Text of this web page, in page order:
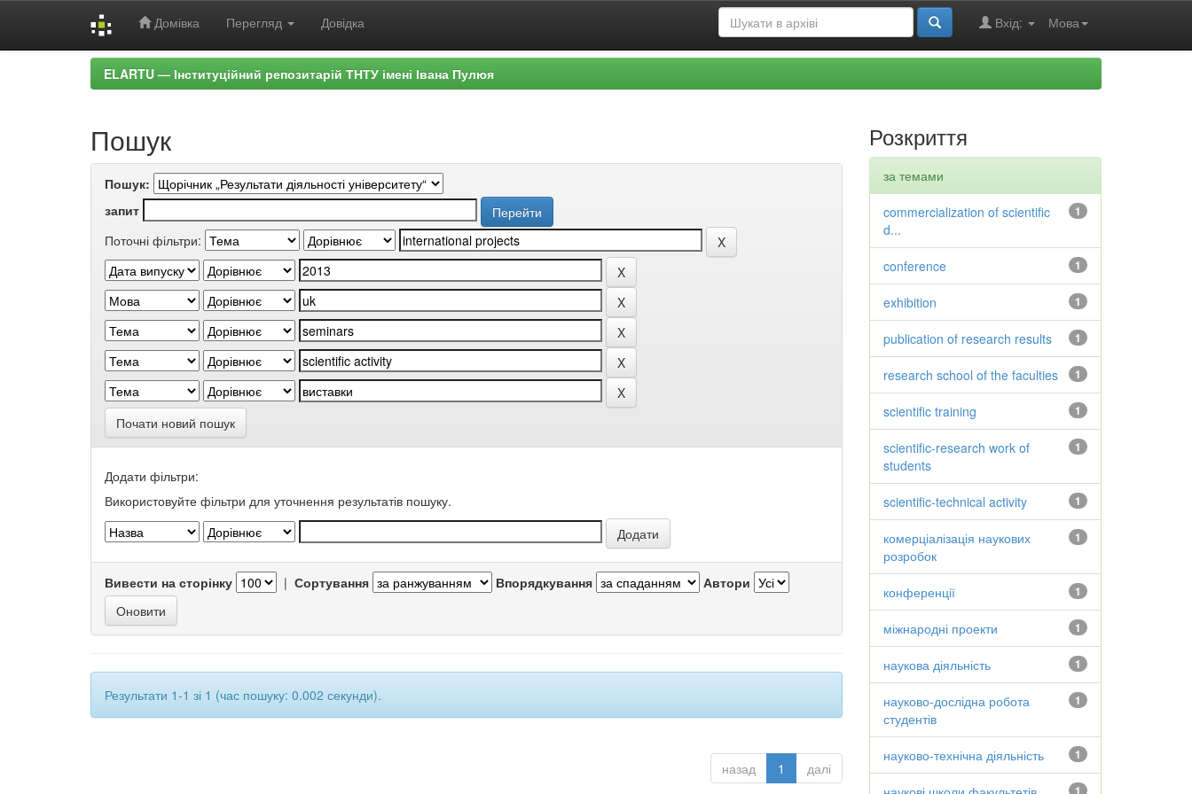
Домівка Перегляд Довідка Мова
Вхід:
ELARTU — Інституційний репозитарій ТНТУ імені Івана Пулюя
Пошук
Пошук:
запит
Поточні фільтри:
Почати новий пошук
Додати фільтри:
Використовуйте фільтри для уточнення результатів пошуку.
Вивести на сторінку | Сортування Впорядкування Автори
Результати 1-1 зі 1 (час пошуку: 0.002 секунди).
назад 1 далі
Розкриття
за темами
1
commercialization of scientific
d...
1
conference
1
exhibition
1
publication of research results
1
research school of the faculties
1
scientific training
1
scientific-research work of
students
1
scientific-technical activity
1
комерціалізація наукових
розробок
1
конференції
1
міжнародні проекти
1
наукова діяльність
1
науково-дослідна робота
студентів
1
науково-технічна діяльність
1